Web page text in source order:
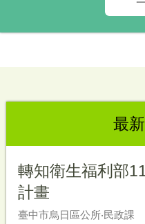
最
轉知衛生福利部
計畫
臺中市烏日區公所‧民政課